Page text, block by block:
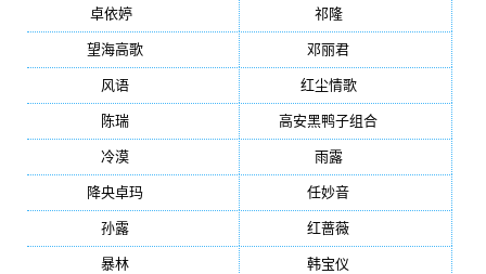
卓依婷 祁隆(647)
望海高歌 邓丽君
风语 红尘情歌(472)
陈瑞 高安黑鸭子组合
冷漠 雨露(350)
降央卓玛 任妙音
孙露 红蔷薇
暴林 韩宝仪